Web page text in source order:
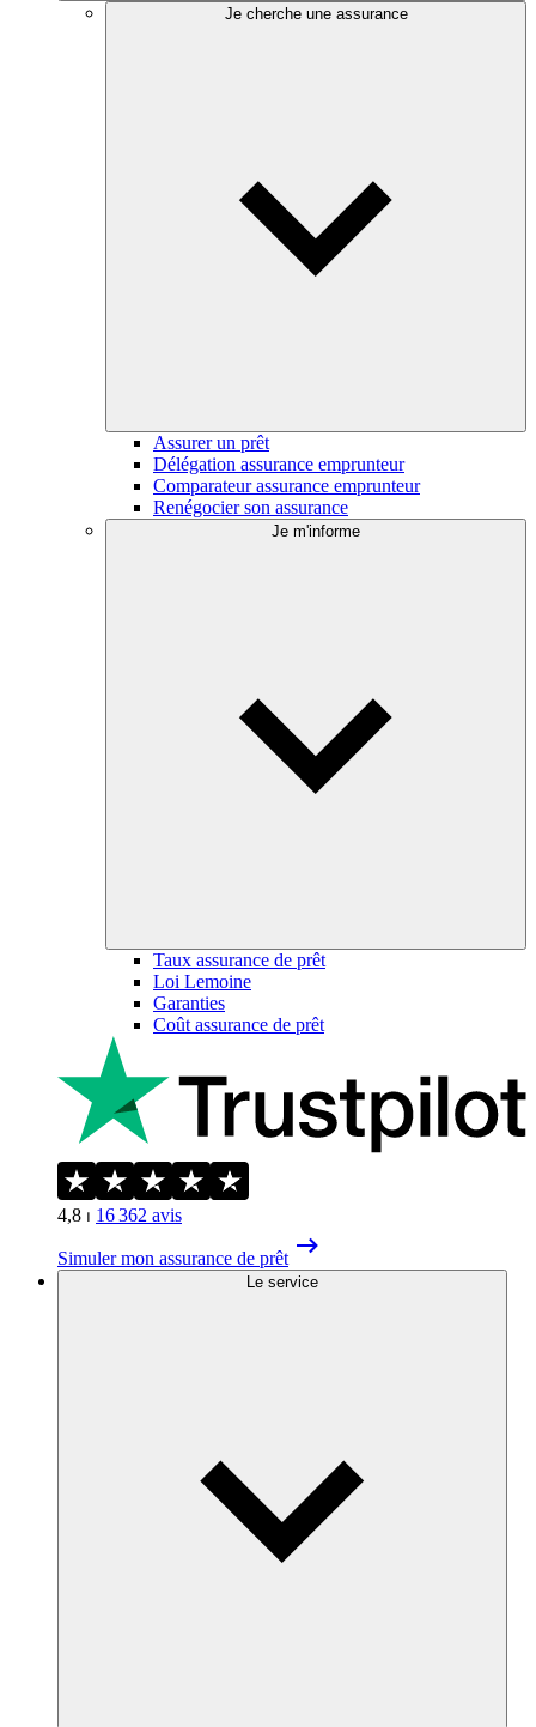
Je cherche une assurance
Assurer un prêt
Délégation assurance emprunteur
Comparateur assurance emprunteur
Renégocier son assurance
Je m'informe
Taux assurance de prêt
Loi Lemoine
Garanties
Coût assurance de prêt
4,8 ⏐ 16 362 avis
Simuler mon assurance de prêt
Le service